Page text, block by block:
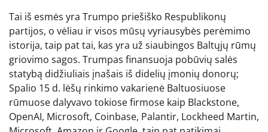
Tai iš esmės yra Trumpo priešiško Respublikonų
partijos, o vėliau ir visos mūsų vyriausybės perėmimo
istorija, taip pat tai, kas yra už siaubingos Baltųjų rūmų
griovimo sagos. Trumpas finansuoja pobūvių salės
statybą didžiuliais įnašais iš didelių įmonių donorų;
Spalio 15 d. lėšų rinkimo vakarienė Baltuosiuose
rūmuose dalyvavo tokiose firmose kaip Blackstone,
OpenAI, Microsoft, Coinbase, Palantir, Lockheed Martin,